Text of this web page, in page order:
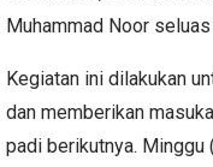
Muhammad Noor seluas
Kegiatan ini dilakukan
dan memberikan
padi berikutnya.